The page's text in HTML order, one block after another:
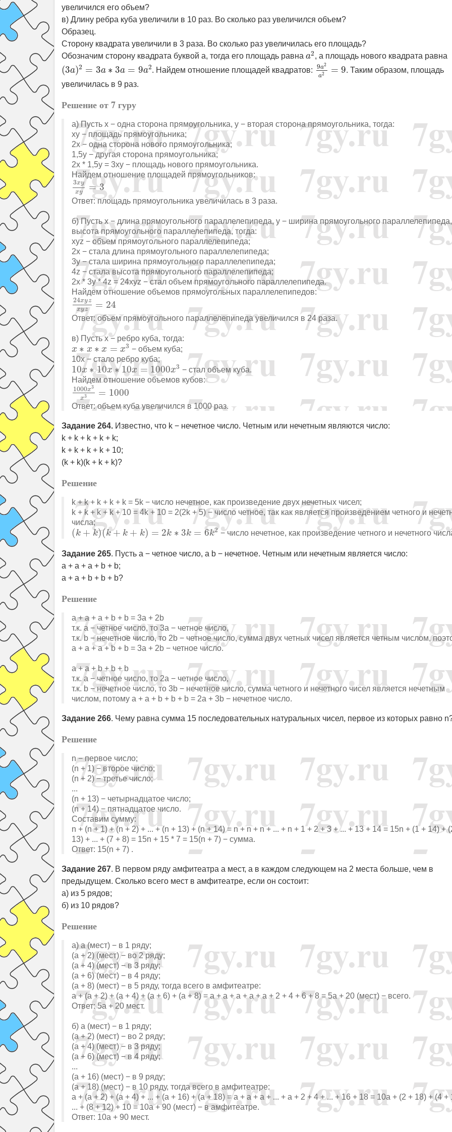
увеличился его объем?
в) Длину ребра куба увеличили в 10 раз. Во сколько раз увеличился объем?
Образец.
Сторону квадрата увеличили в 3 раза. Во сколько раз увеличилась его площадь?
Обозначим сторону квадрата буквой a, тогда его площадь равна a2
a2
, а площадь нового квадрата равна
(3a)2 = 3a ∗ 3a = 9a2
(3 )2 a a 2
. Найдем отношение площадей квадратов: 9a2
a2 = 9
9 a2 = 9
. Таким образом, площадь
увеличилась в 9 раз.
Решение от 7 гуру
а) Пусть x − одна сторона прямоугольника, y − вторая сторона прямоугольника, тогда:
xy − площадь прямоугольника;
2x − одна сторона нового прямоугольника;
1,5y − другая сторона прямоугольника;
2x * 1,5y = 3xy − площадь нового прямоугольника.
Найдем отношение площадей прямоугольников:
3xy
xy = 3
3xyxy=3
Ответ: площадь прямоугольника увеличилась в 3 раза.
б) Пусть x − длина прямоугольного параллелепипеда, y − ширина прямоугольного
высота прямоугольного параллелепипеда, тогда:
xyz − объем прямоугольного параллелепипеда;
2x − стала длина прямоугольного параллелепипеда;
3y − стала ширина прямоугольного параллелепипеда;
4z − стала высота прямоугольного параллелепипеда;
2x * 3y * 4z = 24xyz − стал объем прямоугольного параллелепипеда.
Найдем отношение объемов прямоугольных параллелепипедов:
24xyz
xyz = 24
24xyzx yz=24
Ответ: объем прямоугольного параллелепипеда увеличился в 24 раза.
в) Пусть x − ребро куба, тогда:
x ∗ x ∗ x = x3
x∗ x∗x= 3
− объем куба;
10x − стало ребро куба;
10x ∗10x ∗ 10x = 1000x3
10x ∗10x∗10x=1000x3
− стал объем куба.
Найдем отношение объемов кубов:
1000x3
x3 = 1000
1000x3x3=1000
Ответ: объем куба увеличился в 1000 раз.
Задание 264. Известно, что k − нечетное число. Четным или нечетным являются число:
k + k + k + k + k;
k + k + k + k + 10;
(k + k)(k + k + k)?
Решение
k + k + k + k + k = 5k − число нечетное, как произведение двух нечетных чисел;
k + k + k + k + 10 = 4k + 10 = 2(2k + 5) − число четное, так как является произведением четного и
числа;
(k + k)(k + k + k) = 2k ∗ 3k = 6k2
(k+k)(k+k+ )= 2k∗ 3 k=6 2 − число нечетное, как произведение четного и нечетного
Задание 265. Пусть a − четное число, а b − нечетное. Четным или нечетным является число:
a + a + a + b + b;
a + a + b + b + b?
Решение
a + a + a + b + b = 3a + 2b
т.к. a − четное число, то 3a − четное число,
т.к. b − нечетное число, то 2b − четное число, сумма двух четных чисел является четным числом,
a + a + a + b + b = 3a + 2b − четное число.
a + a + b + b + b
т.к. a − четное число, то 2a − четное число,
т.к. b − нечетное число, то 3b − нечетное число, сумма четного и нечетного чисел является нечетным
числом, потому a + a + b + b + b = 2a + 3b − нечетное число.
Задание 266. Чему равна сумма 15 последовательных натуральных чисел, первое из которых равно
Решение
n − первое число;
(n + 1) − второе число;
(n + 2) − третье число;
...
(n + 13) − четырнадцатое число;
(n + 14) − пятнадцатое число.
Составим сумму:
n + (n + 1) + (n + 2) + ... + (n + 13) + (n + 14) = n + n + n + ... + n + 1 + 2 + 3 + ... + 13 + 14 = 15n + (1 + 14) +
13) + ... + (7 + 8) = 15n + 15 * 7 = 15(n + 7) − сумма.
Ответ: 15(n + 7) .
Задание 267. В первом ряду амфитеатра a мест, а в каждом следующем на 2 места больше, чем в
предыдущем. Сколько всего мест в амфитеатре, если он состоит:
а) из 5 рядов;
б) из 10 рядов?
Решение
а) a (мест) − в 1 ряду;
(a + 2) (мест) − во 2 ряду;
(a + 4) (мест) − в 3 ряду;
(a + 6) (мест) − в 4 ряду;
(a + 8) (мест) − в 5 ряду, тогда всего в амфитеатре:
a + (a + 2) + (a + 4) + (a + 6) + (a + 8) = a + a + a + a + a + 2 + 4 + 6 + 8 = 5a + 20 (мест) − всего.
Ответ: 5a + 20 мест.
б) a (мест) − в 1 ряду;
(a + 2) (мест) − во 2 ряду;
(a + 4) (мест) − в 3 ряду;
(a + 6) (мест) − в 4 ряду;
...
(a + 16) (мест) − в 9 ряду;
(a + 18) (мест) − в 10 ряду, тогда всего в амфитеатре:
a + (a + 2) + (a + 4) + ... + (a + 16) + (a + 18) = a + a + a + ... + a + 2 + 4 + ... + 16 + 18 = 10a + (2 + 18) + (4 +
... + (8 + 12) + 10 = 10a + 90 (мест) − в амфитеатре.
Ответ: 10a + 90 мест.